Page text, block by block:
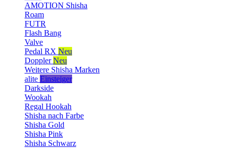
AMOTION Shisha
Roam
FUTR
Flash Bang
Valve
Pedal RX Neu
Doppler Neu
Weitere Shisha Marken
alite Einsteiger
Darkside
Wookah
Regal Hookah
Shisha nach Farbe
Shisha Gold
Shisha Pink
Shisha Schwarz